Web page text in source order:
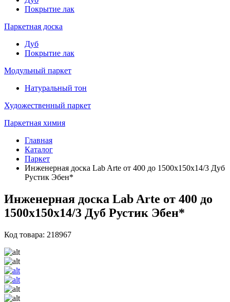
Покрытие лак
Паркетная доска
Дуб
Покрытие лак
Модульный паркет
Натуральный тон
Художественный паркет
Паркетная химия
Главная
Каталог
Паркет
Инженерная доска Lab Arte от 400 до 1500х150х14/3 Дуб
Рустик Эбен*
Инженерная доска Lab Arte от 400 до
1500х150х14/3 Дуб Рустик Эбен*
Код товара: 218967